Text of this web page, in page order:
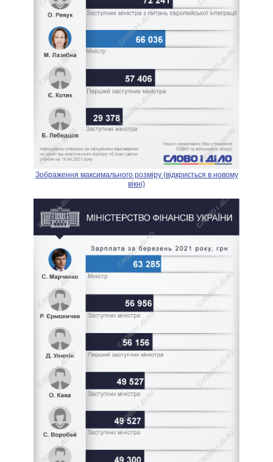
Зображення максимального розміру (відкриється в новому
вікні)